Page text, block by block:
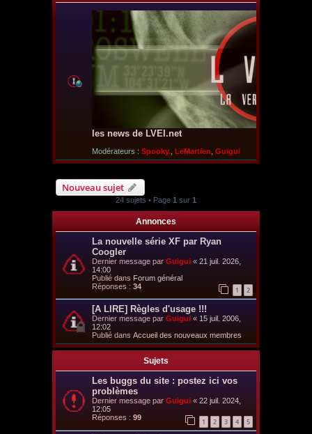
les news de LVEI.net
Modérateurs : Spooky. LeMartien Guigui
Nouveau sujet
24 sujets • Page 1 sur 1
Annonces
La nouvelle série XF par Ryan
Coogler
Dernier message par Guigui « 21 juil. 2026,
14:00
Publié dans Forum général
Réponses : 34 1 2
[A LIRE] Règles d'usage !!!
Dernier message par Guigui « 15 juil. 2006,
12:02
Publié dans Accueil des nouveaux membres
Sujets
Les buggs du site : postez ici vos
problèmes
Dernier message par Guigui « 22 juil. 2024,
12:05
Réponses : 99 1 2 3 4 5